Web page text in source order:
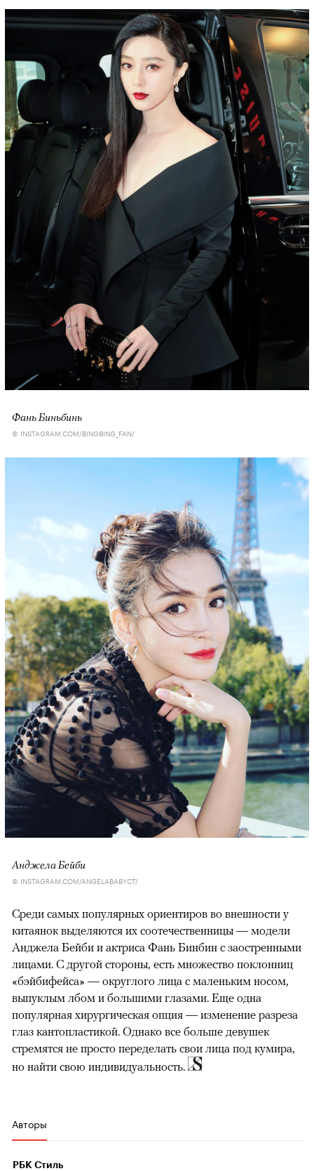
Фань Биньбинь
© INSTAGRAM.COM/BINGBING_FAN/
Анджела Бейби
© INSTAGRAM.COM/ANGELABABYCT/
Среди самых популярных ориентиров во внешности у
китаянок выделяются их соотечественницы — модели
Анджела Бейби и актриса Фань Бинбин с заостренными
лицами. С другой стороны, есть множество поклонниц
«бэйбифейса» — округлого лица с маленьким носом,
выпуклым лбом и большими глазами. Еще одна
популярная хирургическая опция — изменение разреза
глаз кантопластикой. Однако все больше девушек
стремятся не просто переделать свои лица под кумира,
но найти свою индивидуальность.
Авторы
РБК Стиль